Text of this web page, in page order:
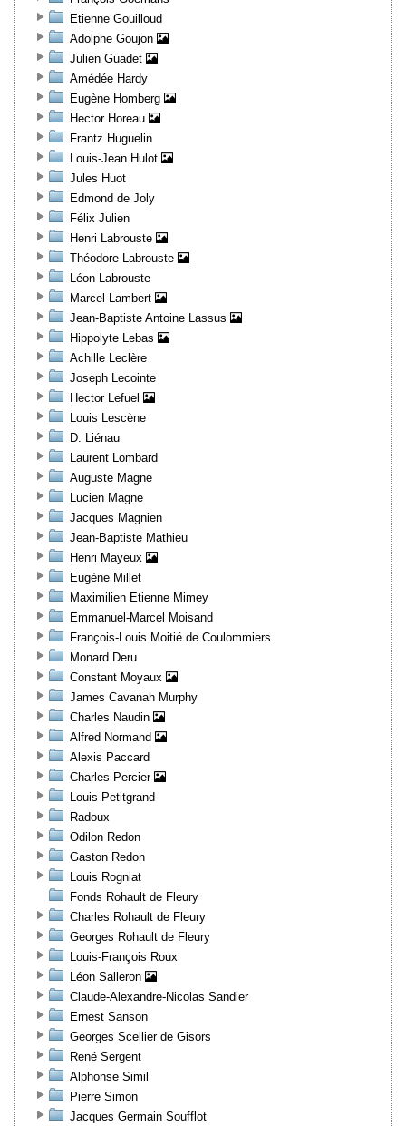
Etienne Gouilloud
Adolphe Goujon
Julien Guadet
Amédée Hardy
Eugène Homberg
Hector Horeau
Frantz Huguelin
Louis-Jean Hulot
Jules Huot
Edmond de Joly
Félix Julien
Henri Labrouste
Théodore Labrouste
Léon Labrouste
Marcel Lambert
Jean-Baptiste Antoine Lassus
Hippolyte Lebas
Achille Leclère
Joseph Lecointe
Hector Lefuel
Louis Lescène
D. Liénau
Laurent Lombard
Auguste Magne
Lucien Magne
Jacques Magnien
Jean-Baptiste Mathieu
Henri Mayeux
Eugène Millet
Maximilien Etienne Mimey
Emmanuel-Marcel Moisand
François-Louis Moitié de Coulommiers
Monard Deru
Constant Moyaux
James Cavanah Murphy
Charles Naudin
Alfred Normand
Alexis Paccard
Charles Percier
Louis Petitgrand
Radoux
Odilon Redon
Gaston Redon
Louis Rogniat
Fonds Rohault de Fleury
Charles Rohault de Fleury
Georges Rohault de Fleury
Louis-François Roux
Léon Salleron
Claude-Alexandre-Nicolas Sandier
Ernest Sanson
Georges Scellier de Gisors
René Sergent
Alphonse Simil
Pierre Simon
Jacques Germain Soufflot